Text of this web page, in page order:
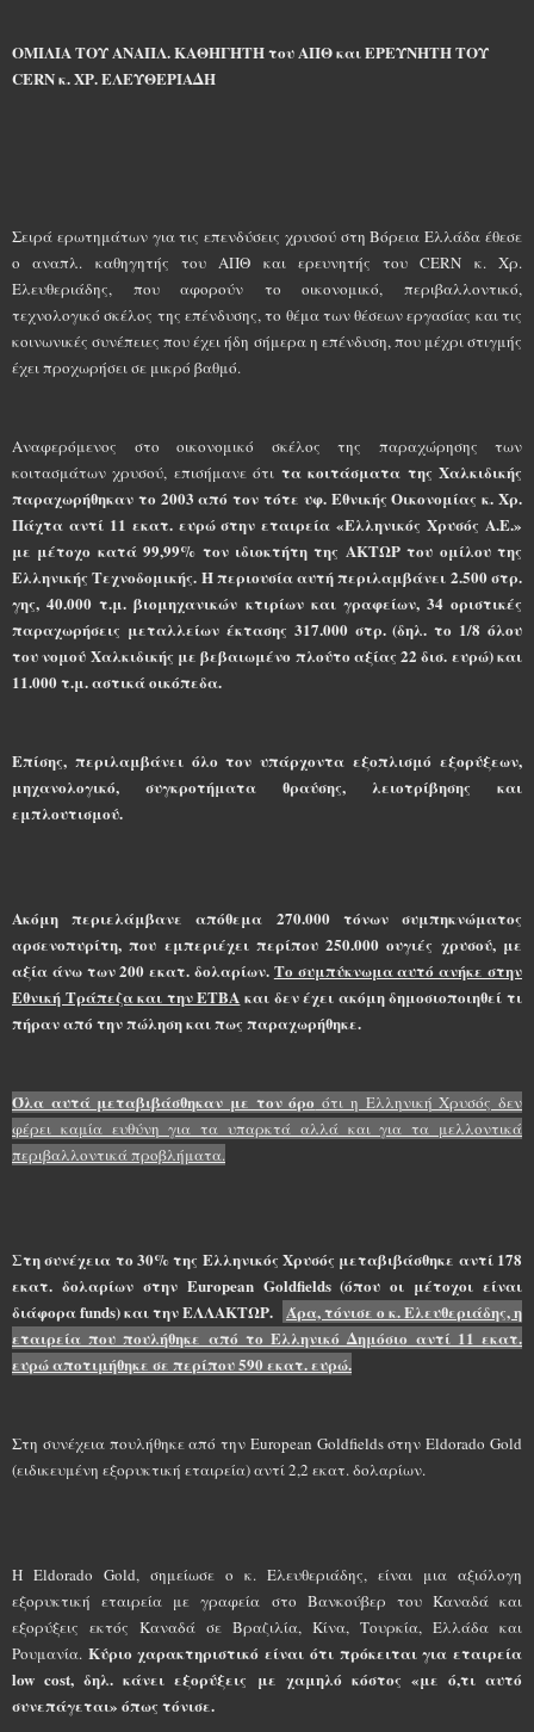
ΟΜΙΛΙΑ ΤΟΥ ΑΝΑΠΛ. ΚΑΘΗΓΗΤΗ του ΑΠΘ και ΕΡΕΥΝΗΤΗ ΤΟΥ
CERN κ. ΧΡ. ΕΛΕΥΘΕΡΙΑΔΗ
Σειρά ερωτημάτων για τις επενδύσεις χρυσού στη Βόρεια Ελλάδα έθεσε
ο αναπλ. καθηγητής του ΑΠΘ και ερευνητής του CERN κ. Χρ.
Ελευθεριάδης, που αφορούν το οικονομικό, περιβαλλοντικό,
τεχνολογικό σκέλος της επένδυσης, το θέμα των θέσεων εργασίας και τις
κοινωνικές συνέπειες που έχει ήδη σήμερα η επένδυση, που μέχρι στιγμής
έχει προχωρήσει σε μικρό βαθμό.
Αναφερόμενος στο οικονομικό σκέλος της παραχώρησης των
κοιτασμάτων χρυσού, επισήμανε ότι τα κοιτάσματα της Χαλκιδικής
παραχωρήθηκαν το 2003 από τον τότε υφ. Εθνικής Οικονομίας κ. Χρ.
Πάχτα αντί 11 εκατ. ευρώ στην εταιρεία «Ελληνικός Χρυσός Α.Ε.»
με μέτοχο κατά 99,99% τον ιδιοκτήτη της ΑΚΤΩΡ του ομίλου της
Ελληνικής Τεχνοδομικής. Η περιουσία αυτή περιλαμβάνει 2.500 στρ.
γης, 40.000 τ.μ. βιομηχανικών κτιρίων και γραφείων, 34 οριστικές
παραχωρήσεις μεταλλείων έκτασης 317.000 στρ. (δηλ. το 1/8 όλου
του νομού Χαλκιδικής με βεβαιωμένο πλούτο αξίας 22 δισ. ευρώ) και
11.000 τ.μ. αστικά οικόπεδα.
Επίσης, περιλαμβάνει όλο τον υπάρχοντα εξοπλισμό εξορύξεων,
μηχανολογικό, συγκροτήματα θραύσης, λειοτρίβησης και
εμπλουτισμού.
Ακόμη περιελάμβανε απόθεμα 270.000 τόνων συμπηκνώματος
αρσενοπυρίτη, που εμπεριέχει περίπου 250.000 ουγιές χρυσού, με
αξία άνω των 200 εκατ. δολαρίων. Το συμπύκνωμα αυτό ανήκε στην
Εθνική Τράπεζα και την ΕΤΒΑ και δεν έχει ακόμη δημοσιοποιηθεί τι
πήραν από την πώληση και πως παραχωρήθηκε.
Όλα αυτά μεταβιβάσθηκαν με τον όρο ότι η Ελληνική Χρυσός δεν
φέρει καμία ευθύνη για τα υπαρκτά αλλά και για τα μελλοντικά
περιβαλλοντικά προβλήματα.
Στη συνέχεια το 30% της Ελληνικός Χρυσός μεταβιβάσθηκε αντί 178
εκατ. δολαρίων στην European Goldfields (όπου οι μέτοχοι είναι
διάφορα funds) και την ΕΛΛΑΚΤΩΡ. Άρα, τόνισε ο κ. Ελευθεριάδης,η
εταιρεία που πουλήθηκε από το Ελληνικό Δημόσιο αντί 11 εκατ.
ευρώ αποτιμήθηκε σε περίπου 590 εκατ. ευρώ.
Στη συνέχεια πουλήθηκε από την European Goldfields στην Eldorado Gold
(ειδικευμένη εξορυκτική εταιρεία) αντί 2,2 εκατ. δολαρίων.
Η Eldorado Gold, σημείωσε ο κ. Ελευθεριάδης, είναι μια αξιόλογη
εξορυκτική εταιρεία με γραφεία στο Βανκούβερ του Καναδά και
εξορύξεις εκτός Καναδά σε Βραζιλία, Κίνα, Τουρκία, Ελλάδα και
Ρουμανία. Κύριο χαρακτηριστικό είναι ότι πρόκειται για εταιρεία
low cost, δηλ. κάνει εξορύξεις με χαμηλό κόστος «με ό,τι αυτό
συνεπάγεται» όπως τόνισε.